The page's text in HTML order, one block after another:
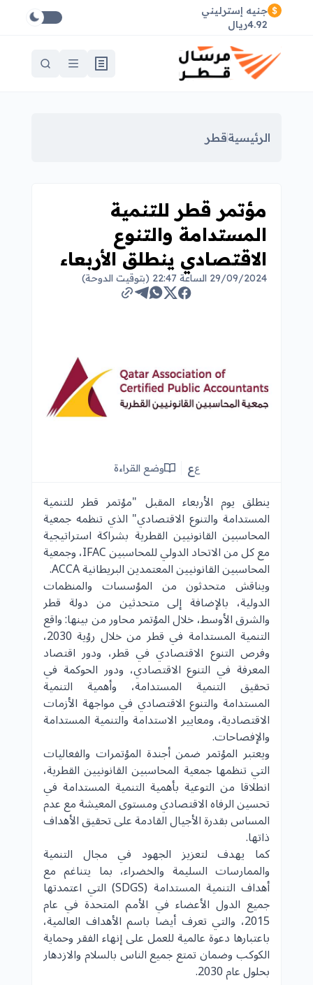
جنيه إسترليني
4.92ريال
الرئيسيةقطر
مؤتمر قطر للتنمية
المستدامة والتنوع
الاقتصادي ينطلق الأربعاء
29/09/2024 الساعة 22:47 (بتوقيت الدوحة)
عع وضع القراءة
ينطلق يوم الأربعاء المقبل "مؤتمر قطر للتنمية
المستدامة والتنوع الاقتصادي" الذي تنظمه جمعية
المحاسبين القانونيين القطرية بشراكة استراتيجية
مع كل من الاتحاد الدولي للمحاسبين IFAC، وجمعية
المحاسبين القانونيين المعتمدين البريطانية ACCA.
ويناقش متحدثون من المؤسسات والمنظمات
الدولية، بالإضافة إلى متحدثين من دولة قطر
والشرق الأوسط، خلال المؤتمر محاور من بينها: واقع
التنمية المستدامة في قطر من خلال رؤية 2030،
وفرص التنوع الاقتصادي في قطر، ودور اقتصاد
المعرفة في التنوع الاقتصادي، ودور الحوكمة في
تحقيق التنمية المستدامة، وأهمية التنمية
المستدامة والتنوع الاقتصادي في مواجهة الأزمات
الاقتصادية، ومعايير الاستدامة والتنمية المستدامة
والإفصاحات.
ويعتبر المؤتمر ضمن أجندة المؤتمرات والفعاليات
التي تنظمها جمعية المحاسبين القانونيين القطرية،
انطلاقا من التوعية بأهمية التنمية المستدامة في
تحسين الرفاه الاقتصادي ومستوى المعيشة مع عدم
المساس بقدرة الأجيال القادمة على تحقيق الأهداف
ذاتها.
كما يهدف لتعزيز الجهود في مجال التنمية
والممارسات السليمة والخضراء، بما يتناغم مع
أهداف التنمية المستدامة (SDGS) التي اعتمدتها
جميع الدول الأعضاء في الأمم المتحدة في عام
2015، والتي تعرف أيضا باسم الأهداف العالمية،
باعتبارها دعوة عالمية للعمل على إنهاء الفقر وحماية
الكوكب وضمان تمتع جميع الناس بالسلام والازدهار
بحلول عام 2030.